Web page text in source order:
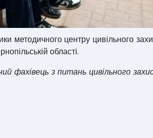
методичного центру цивільного
області.
фахівець з питань цивільного